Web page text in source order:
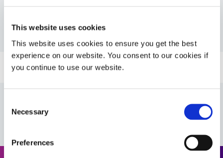
This website uses cookies
This website uses cookies to ensure you get the best
experience on our website. You consent to our cookies if
you continue to use our website.
Selection
Necessary
Preferences
Leitfaden: UV-Lichthärtungstechnologie (EN)